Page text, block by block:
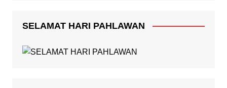
SELAMAT HARI PAHLAWAN